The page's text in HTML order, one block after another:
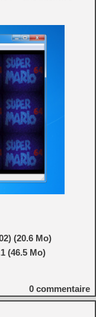
(20.6 Mo)
(46.5 Mo)
0 commentaire